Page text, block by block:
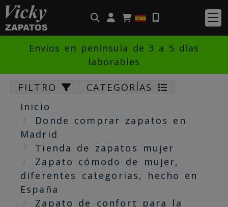
Identifícate
Envíos en península de 3 a 5 días
laborables
FILTRO
CATEGORÍAS
Inicio
Donde comprar zapatos en
Madrid
Tienda de zapatos mujer
Zapato cómodo de mujer,
diferentes categorias, hecho en
España
Zapato de confort para la